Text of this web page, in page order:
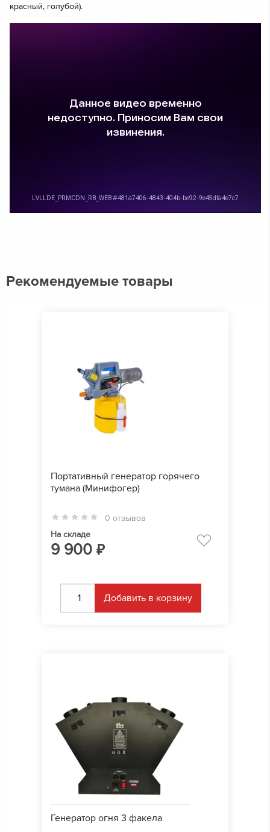
красный, голубой).
Рекомендуемые товары
Портативный генератор горячего
тумана (Минифогер)
0 отзывов
На складе
9 900 ₽
Добавить в корзину
Генератор огня 3 факела